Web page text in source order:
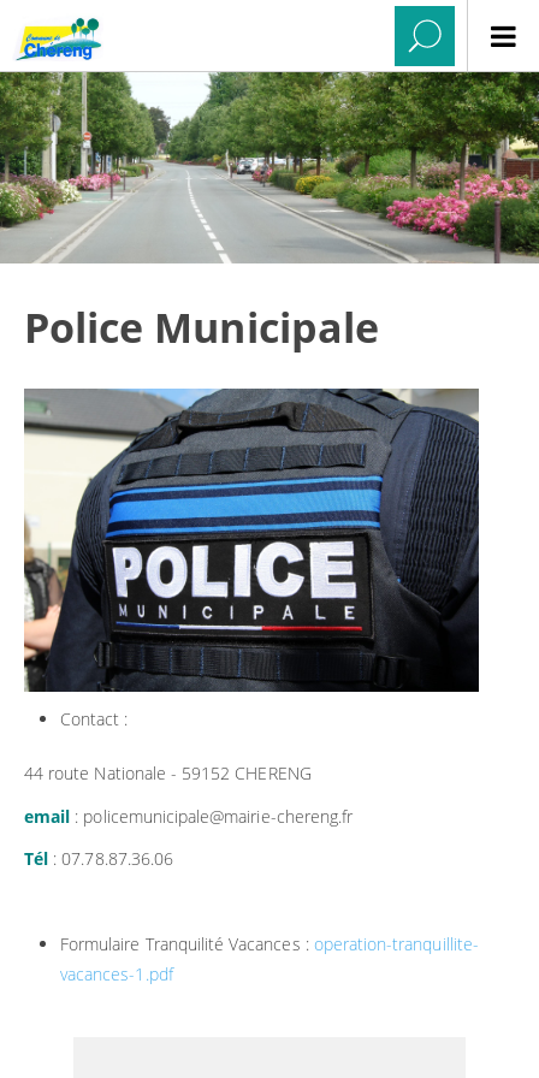
Police Municipale
Contact :
44 route Nationale - 59152 CHERENG
email : policemunicipale@mairie-chereng.fr
Tél : 07.78.87.36.06
Formulaire Tranquilité Vacances : operation-tranquillite-
vacances-1.pdf